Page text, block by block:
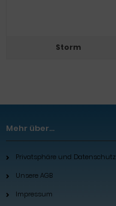
Storm
Mehr über...
Privatsphäre und Datenschutz
Unsere AGB
Impressum